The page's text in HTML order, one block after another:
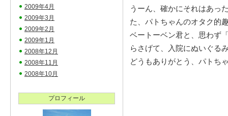
うーん、確かにそれはあっ
た、パトちゃんのオタク的
ベートーベン君と、思わず
らさげて、入院にぬいぐる
どうもありがとう、パトち
2009年4月
2009年3月
2009年2月
2009年1月
2008年12月
2008年11月
2008年10月
プロフィール